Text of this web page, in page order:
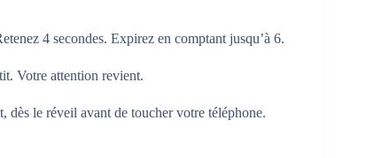
4 secondes. Expirez en comptant jusqu’à 6.
Votre attention revient.
le réveil avant de toucher votre téléphone.